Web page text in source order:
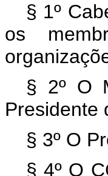
§ 1º
os
§ 2º O
Presidente
§ 3º O
§ 4º O